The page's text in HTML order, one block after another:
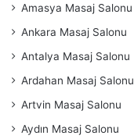
Amasya Masaj Salonu
Ankara Masaj Salonu
Antalya Masaj Salonu
Ardahan Masaj Salonu
Artvin Masaj Salonu
Aydın Masaj Salonu